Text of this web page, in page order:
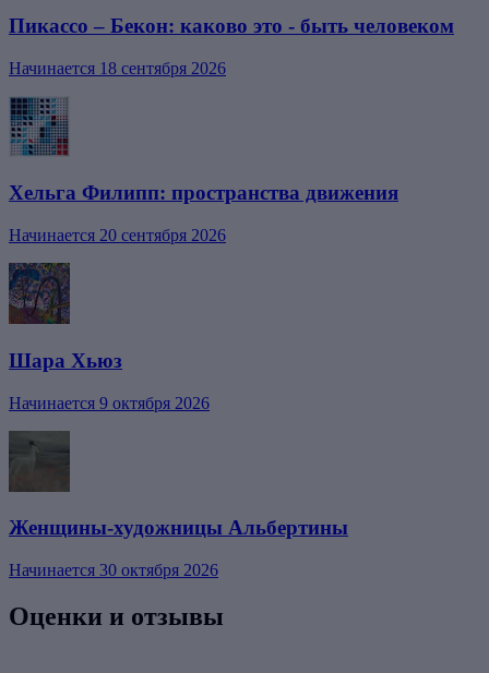
Пикассо – Бекон: каково это - быть человеком
Начинается 18 сентября 2026
Хельга Филипп: пространства движения
Начинается 20 сентября 2026
Шара Хьюз
Начинается 9 октября 2026
Женщины-художницы Альбертины
Начинается 30 октября 2026
Оценки и отзывы